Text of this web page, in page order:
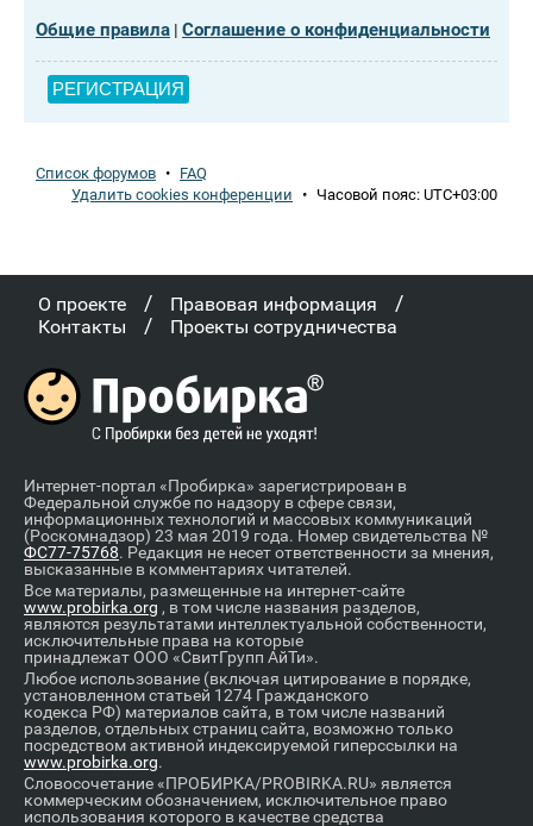
Общие правила | Соглашение о конфиденциальности
РЕГИСТРАЦИЯ
Список форумов • FAQ
Удалить cookies конференции • Часовой пояс: UTC+03:00
О проекте / Правовая информация /
Контакты / Проекты сотрудничества
Интернет-портал «Пробирка» зарегистрирован в
Федеральной службе по надзору в сфере связи,
информационных технологий и массовых коммуникаций
(Роскомнадзор) 23 мая 2019 года. Номер свидетельства №
ФС77-75768. Редакция не несет ответственности за мнения,
высказанные в комментариях читателей.
Все материалы, размещенные на интернет-сайте
www.probirka.org , в том числе названия разделов,
являются результатами интеллектуальной собственности,
исключительные права на которые
принадлежат ООО «СвитГрупп АйТи».
Любое использование (включая цитирование в порядке,
установленном статьей 1274 Гражданского
кодекса РФ) материалов сайта, в том числе названий
разделов, отдельных страниц сайта, возможно только
посредством активной индексируемой гиперссылки на
www.probirka.org.
Словосочетание «ПРОБИРКА/PROBIRKA.RU» является
коммерческим обозначением, исключительное право
использования которого в качестве средства